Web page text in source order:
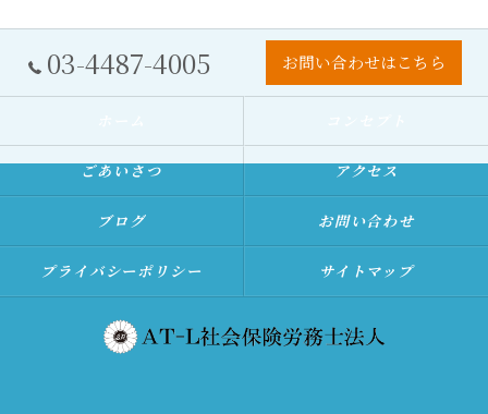
03-4487-4005 お問い合わせはこちら
ごあいさつ アクセス
ブログ お問い合わせ
プライバシーポリシー サイトマップ